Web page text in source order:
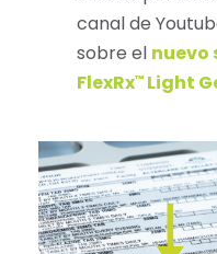
canal de
sobre el nuevo
FlexRx™ Light